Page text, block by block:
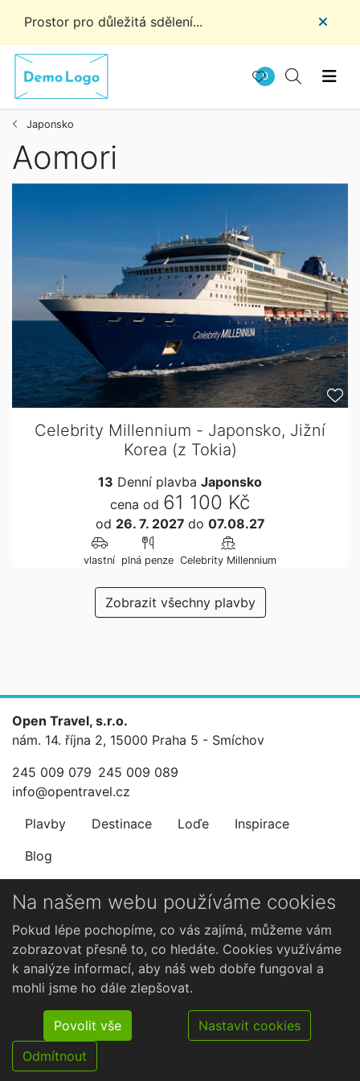
Prostor pro důležitá sdělení...
0
Japonsko
Aomori
Celebrity Millennium - Japonsko, Jižní
Korea (z Tokia)
13 Denní plavba Japonsko
cena od 61 100 Kč
od 26. 7. 2027 do 07.08.27
vlastní plná penze Celebrity Millennium
Zobrazit všechny plavby
Open Travel, s.r.o.
nám. 14. října 2, 15000 Praha 5 - Smíchov
245 009 079 245 009 089
info@opentravel.cz
Plavby
Destinace Loďe
Inspirace
Blog
Newsletter
Nenechte si ujít výhodné nabídky.
©2026 Open Travel, s.r.o.. Všechna práva vyhrazena.
Na našem webu používáme cookies
Pokud lépe pochopíme, co vás zajímá, můžeme vám
zobrazovat přesně to, co hledáte. Cookies využíváme
k analýze informací, aby náš web dobře fungoval a
mohli jsme ho dále zlepšovat.
Povolit vše
Nastavit cookies
Odmítnout